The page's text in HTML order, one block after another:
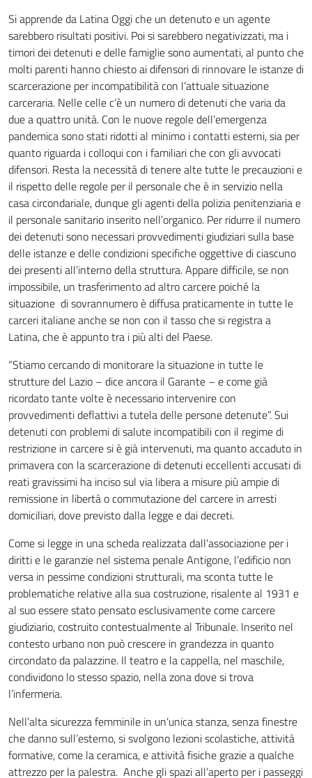
Si apprende da Latina Oggi che un detenuto e un agente
sarebbero risultati positivi. Poi si sarebbero negativizzati, ma i
timori dei detenuti e delle famiglie sono aumentati, al punto che
molti parenti hanno chiesto ai difensori di rinnovare le istanze di
scarcerazione per incompatibilità con l’attuale situazione
carceraria. Nelle celle c’è un numero di detenuti che varia da
due a quattro unità. Con le nuove regole dell’emergenza
pandemica sono stati ridotti al minimo i contatti esterni, sia per
quanto riguarda i colloqui con i familiari che con gli avvocati
difensori. Resta la necessità di tenere alte tutte le precauzioni e
il rispetto delle regole per il personale che è in servizio nella
casa circondariale, dunque gli agenti della polizia penitenziaria e
il personale sanitario inserito nell’organico. Per ridurre il numero
dei detenuti sono necessari provvedimenti giudiziari sulla base
delle istanze e delle condizioni specifiche oggettive di ciascuno
dei presenti all’interno della struttura. Appare difficile, se non
impossibile, un trasferimento ad altro carcere poiché la
situazione di sovrannumero è diffusa praticamente in tutte le
carceri italiane anche se non con il tasso che si registra a
Latina, che è appunto tra i più alti del Paese.
“Stiamo cercando di monitorare la situazione in tutte le
strutture del Lazio – dice ancora il Garante – e come già
ricordato tante volte è necessario intervenire con
provvedimenti deflattivi a tutela delle persone detenute”. Sui
detenuti con problemi di salute incompatibili con il regime di
restrizione in carcere si è già intervenuti, ma quanto accaduto in
primavera con la scarcerazione di detenuti eccellenti accusati di
reati gravissimi ha inciso sul via libera a misure più ampie di
remissione in libertà o commutazione del carcere in arresti
domiciliari, dove previsto dalla legge e dai decreti.
Come si legge in una scheda realizzata dall’associazione per i
diritti e le garanzie nel sistema penale Antigone, l’edificio non
versa in pessime condizioni strutturali, ma sconta tutte le
problematiche relative alla sua costruzione, risalente al 1931 e
al suo essere stato pensato esclusivamente come carcere
giudiziario, costruito contestualmente al Tribunale. Inserito nel
contesto urbano non può crescere in grandezza in quanto
circondato da palazzine. Il teatro e la cappella, nel maschile,
condividono lo stesso spazio, nella zona dove si trova
l’infermeria.
Nell’alta sicurezza femminile in un’unica stanza, senza finestre
che danno sull’esterno, si svolgono lezioni scolastiche, attività
formative, come la ceramica, e attività fisiche grazie a qualche
attrezzo per la palestra. Anche gli spazi all’aperto per i passeggi